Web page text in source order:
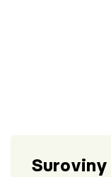
Suroviny